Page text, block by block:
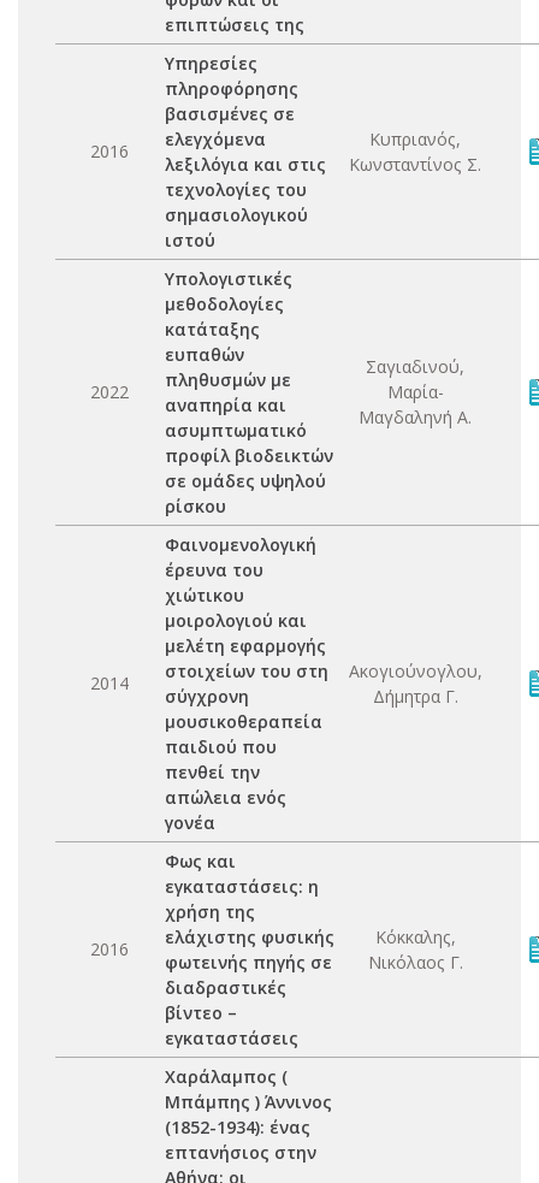
επιπτώσεις της
2016
Υπηρεσίες
πληροφόρησης
βασισμένες σε
ελεγχόμενα
λεξιλόγια και στις
τεχνολογίες του
σημασιολογικού
ιστού
Κυπριανός,
Κωνσταντίνος Σ.
2022
Υπολογιστικές
μεθοδολογίες
κατάταξης
ευπαθών
πληθυσμών με
αναπηρία και
ασυμπτωματικό
προφίλ βιοδεικτών
σε ομάδες υψηλού
ρίσκου
Σαγιαδινού,
Μαρία-
Μαγδαληνή Α.
2014
Φαινομενολογική
έρευνα του
χιώτικου
μοιρολογιού και
μελέτη εφαρμογής
στοιχείων του στη
σύγχρονη
μουσικοθεραπεία
παιδιού που
πενθεί την
απώλεια ενός
γονέα
Ακογιούνογλου,
Δήμητρα Γ.
2016
Φως και
εγκαταστάσεις: η
χρήση της
ελάχιστης φυσικής
φωτεινής πηγής σε
διαδραστικές
βίντεο –
εγκαταστάσεις
Κόκκαλης,
Νικόλαος Γ.
Χαράλαμπος (
Μπάμπης ) Άννινος
(1852-1934): ένας
επτανήσιος στην
Αθήνα: οι